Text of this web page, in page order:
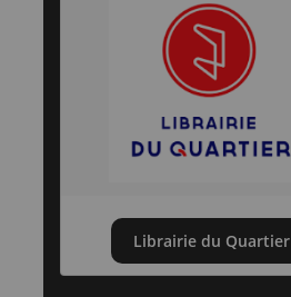
Librairie du Quartier